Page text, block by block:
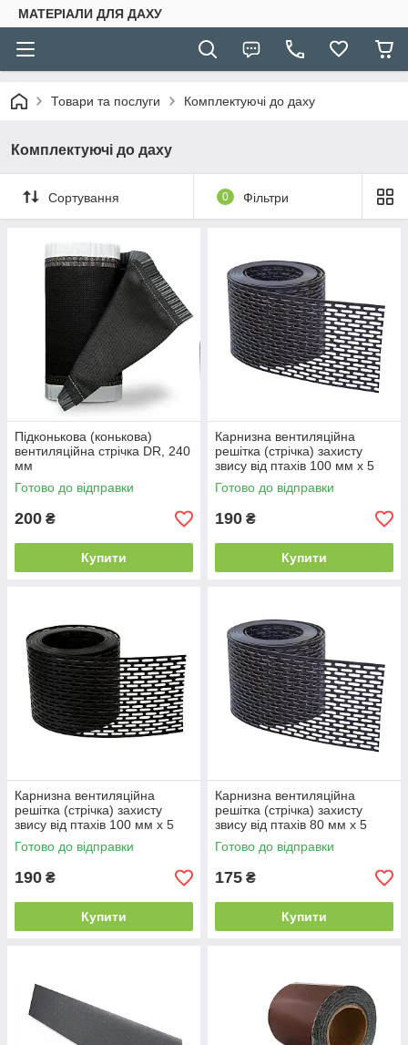
МАТЕРІАЛИ ДЛЯ ДАХУ
Товари та послуги Комплектуючі до даху
Комплектуючі до даху
Сортування 0 Фільтри
Підконькова (конькова)
вентиляційна стрічка DR, 240
мм
Готово до відправки
200 ₴
Купити
Карнизна вентиляційна
решітка (стрічка) захисту
звису від птахів 100 мм х 5
м.п., RAL 8019 коричнева
Готово до відправки
190 ₴
Купити
Карнизна вентиляційна
решітка (стрічка) захисту
звису від птахів 100 мм х 5
м.п., RAL 9005 чорна
Готово до відправки
190 ₴
Купити
Карнизна вентиляційна
решітка (стрічка) захисту
звису від птахів 80 мм х 5
м.п., RAL 8019 темно-
коричнева
Готово до відправки
175 ₴
Купити